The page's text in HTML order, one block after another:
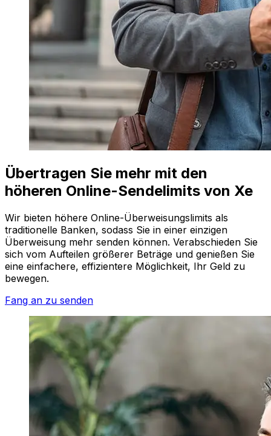
Übertragen Sie mehr mit den
höheren Online-Sendelimits von Xe
Wir bieten höhere Online-Überweisungslimits als
traditionelle Banken, sodass Sie in einer einzigen
Überweisung mehr senden können. Verabschieden Sie
sich vom Aufteilen größerer Beträge und genießen Sie
eine einfachere, effizientere Möglichkeit, Ihr Geld zu
bewegen.
Fang an zu senden